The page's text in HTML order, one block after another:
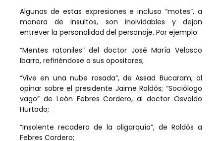
Algunas de estas expresiones e incluso “motes”, a
manera de insultos, son inolvidables y dejan
entrever la personalidad del personaje. Por ejemplo:
“Mentes ratoniles” del doctor José María Velasco
Ibarra, refiriéndose a sus opositores;
“Vive en una nube rosada”, de Assad Bucaram, al
opinar sobre el presidente Jaime Roldós; “Sociólogo
vago” de León Febres Cordero, al doctor Osvaldo
Hurtado;
“Insolente recadero de la oligarquía”, de Roldós a
Febres Cordero;